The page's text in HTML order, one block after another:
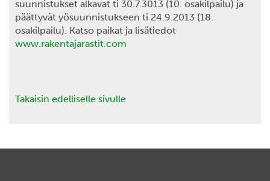
suunnistukset alkavat ti 30.7.3013 (10. osakilpailu) ja
päättyvät yösuunnistukseen ti 24.9.2013 (18.
osakilpailu). Katso paikat ja lisätiedot
www.rakentajarastit.com
Takaisin edelliselle sivulle